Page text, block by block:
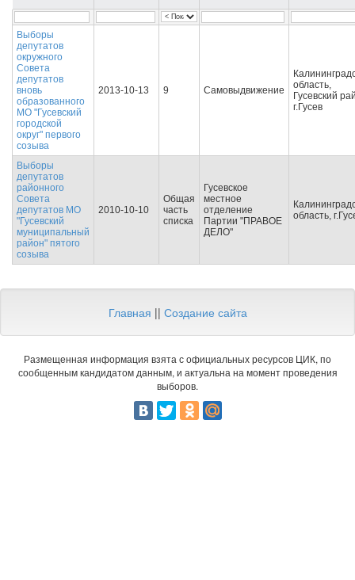
Выборы
депутатов
окружного
Совета
депутатов
вновь
образованного
МО "Гусевский
городской
округ" первого
созыва
2013-10-13 9 Самовыдвижение
область,
Гусевский
г.Гусев
Выборы
депутатов
районного
Совета
депутатов МО
"Гусевский
муниципальный
район" пятого
созыва
2010-10-10
Общая
часть
списка
Гусевское
местное
отделение
Партии "ПРАВОЕ
ДЕЛО"
область,
Главная || Создание сайта
Размещенная информация взята с официальных ресурсов ЦИК, по
сообщенным кандидатом данным, и актуальна на момент проведения
выборов.